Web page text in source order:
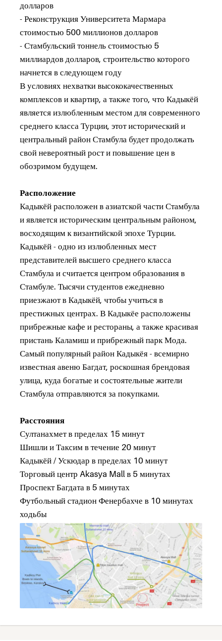
долларов
- Реконструкция Университета Мармара
стоимостью 500 миллионов долларов
- Стамбульский тоннель стоимостью 5
миллиардов долларов, строительство которого
начнется в следующем году
В условиях нехватки высококачественных
комплексов и квартир, а также того, что Кадыкёй
является излюбленным местом для современного
среднего класса Турции, этот исторический и
центральный район Стамбула будет продолжать
свой невероятный рост и повышение цен в
обозримом будущем.
Расположение
Кадыкёй расположен в азиатской части Стамбула
и является историческим центральным районом,
восходящим к византийской эпохе Турции.
Кадыкёй - одно из излюбленных мест
представителей высшего среднего класса
Стамбула и считается центром образования в
Стамбуле. Тысячи студентов ежедневно
приезжают в Кадыкёй, чтобы учиться в
престижных центрах. В Кадыкёе расположены
прибрежные кафе и рестораны, а также красивая
пристань Каламиш и прибрежный парк Мода.
Самый популярный район Кадыкёя - всемирно
известная авеню Багдат, роскошная брендовая
улица, куда богатые и состоятельные жители
Стамбула отправляются за покупками.
Расстояния
Султанахмет в пределах 15 минут
Шишли и Таксим в течение 20 минут
Кадыкёй / Ускюдар в пределах 10 минут
Торговый центр Akasya Mall в 5 минутах
Проспект Багдата в 5 минутах
Футбольный стадион Фенербахче в 10 минутах
ходьбы